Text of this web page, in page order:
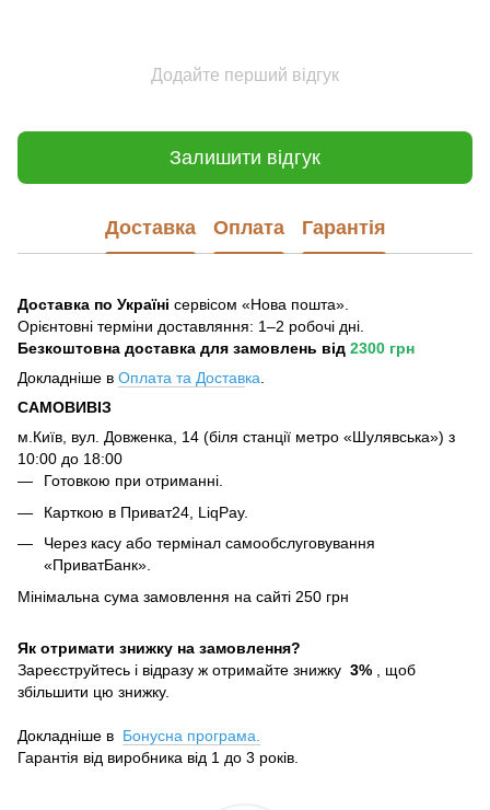
Додайте перший відгук
Залишити відгук
Доставка Оплата Гарантія
Доставка по Україні сервісом «Нова пошта».
Орієнтовні терміни доставляння: 1–2 робочі дні.
Безкоштовна доставка для замовлень від 2300 грн
Докладніше в Оплата та Доставка.
САМОВИВІЗ
м.Київ, вул. Довженка, 14 (біля станції метро «Шулявська») з
10:00 до 18:00
Готовкою при отриманні.
Карткою в Приват24, LiqPay.
Через касу або термінал самообслуговування
«ПриватБанк».
Мінімальна сума замовлення на сайті 250 грн
Як отримати знижку на замовлення?
Зареєструйтесь і відразу ж отримайте знижку 3% , щоб
збільшити цю знижку.
Докладніше в Бонусна програма.
Гарантія від виробника від 1 до 3 років.